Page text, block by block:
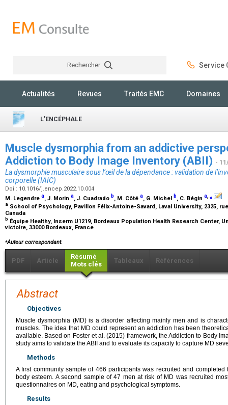
Rechercher Service
Actualités Revues Traités EMC Domaines
L'ENCÉPHALE
Muscle dysmorphia from an addictive
Addiction to Body Image Inventory (ABII) -
La dysmorphie musculaire sous l’œil de la dépendance : validation de
corporelle (IAIC)
Doi : 10.1016/j.encep.2022.10.004
M. Legendre a, J. Morin a, J. Cuadrado b, M. Côté a, G. Michel b, C. Bégin a,⁎
a School of Psychology, Pavillon Félix-Antoine-Savard, Laval University, 2325,
Canada
b Équipe Healthy, Inserm U1219, Bordeaux Population Health Research Center,
victoire, 33000 Bordeaux, France
⁎Auteur correspondant.
PDF Article
Résumé
Mots clés
Tableaux Références
Abstract
Objectives
Muscle dysmorphia (MD) is a disorder affecting mainly men and is
muscles. The idea that MD could represent an addiction has been
available. Based on Foster et al. (2015) framework, the Addiction to Body
study aims to validate the ABII and to evaluate its capacity to capture MD
Methods
A first community sample of 466 participants was recruited and
body esteem. A second sample of 47 men at risk of MD was recruited
questionnaires on MD, eating and psychological symptoms.
Results